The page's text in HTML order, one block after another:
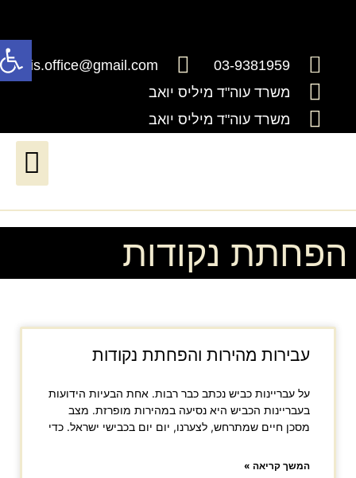
03-9381959
millis.office@gmail.com
משרד עוה"ד מיליס יואב
משרד עוה"ד מיליס יואב
הפחתת נקודות
עבירות מהירות והפחתת נקודות
על עבריינות כביש נכתב כבר רבות. אחת הבעיות הידועות
בעבריינות הכביש היא נסיעה במהירות מופרזת. מצב
מסכן חיים שמתרחש, לצערנו, יום יום בכבישי ישראל. כדי
המשך קריאה »